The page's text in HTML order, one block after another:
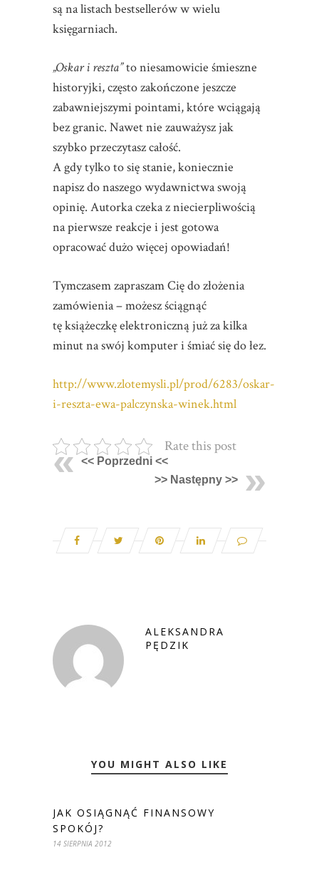
są na listach bestsellerów w wielu
księgarniach.
„Oskar i reszta”to niesamowicie śmieszne
historyjki, często zakończone jeszcze
zabawniejszymi pointami, które wciągają
bez granic. Nawet nie zauważysz jak
szybko przeczytasz całość.
A gdy tylko to się stanie, koniecznie
napisz do naszego wydawnictwa swoją
opinię. Autorka czeka z niecierpliwością
na pierwsze reakcje i jest gotowa
opracować dużo więcej opowiadań!
Tymczasem zapraszam Cię do złożenia
zamówienia – możesz ściągnąć
tę książeczkę elektroniczną już za kilka
minut na swój komputer i śmiać się do łez.
http://www.zlotemysli.pl/prod/6283/oskar-
i-reszta-ewa-palczynska-winek.html
Rate this post
<< Poprzedni <<
>> Następny >>
ALEKSANDRA
PĘDZIK
YOU MIGHT ALSO LIKE
JAK OSIĄGNĄĆ FINANSOWY
SPOKÓJ?
14 SIERPNIA 2012